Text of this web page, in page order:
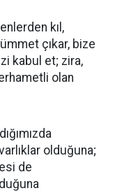
kıl,
çıkar, bize
kabul et; zira,
olan
olduğuna;
de